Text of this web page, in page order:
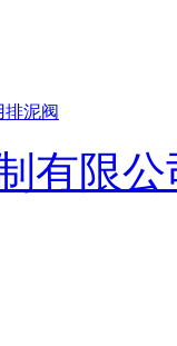
排泥阀
有限公